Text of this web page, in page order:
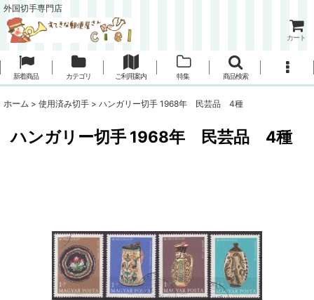
外国切手専門店
カート
新着商品 カテゴリ ご利用案内 特集 商品検索
ホーム > 使用済み切手 > ハンガリー切手 1968年 民芸品 4種
ハンガリー切手 1968年 民芸品 4種